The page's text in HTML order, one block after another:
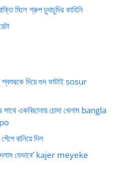
মিলে গ্রুপ চুদাচুদির কাহিনি
শ্বশুরকে দিয়ে গুদ ফাটাই sosur
সাথে একবিছানায় চোদা খেলাম bangla
বানিয়ে দিল
যেভাবে’ kajer meyeke